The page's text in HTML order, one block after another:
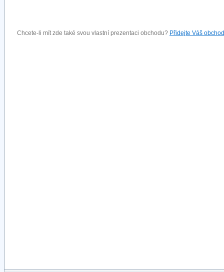
Chcete-li mít zde také svou vlastní prezentaci obchodu? Přidejte Váš obchod